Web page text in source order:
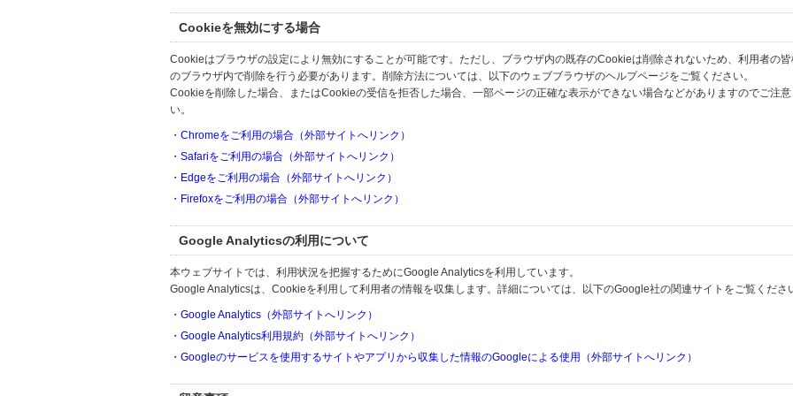
Cookieを無効にする場合
Cookieはブラウザの設定により無効にすることが可能です。ただし、ブラウザ内の既存のCookieは削除されないため、利用者の
のブラウザ内で削除を行う必要があります。削除方法については、以下のウェブブラウザのヘルプページをご覧ください。
Cookieを削除した場合、またはCookieの受信を拒否した場合、一部ページの正確な表示ができない場合などがありますのでご注意
い。
・Chromeをご利用の場合（外部サイトへリンク）
・Safariをご利用の場合（外部サイトへリンク）
・Edgeをご利用の場合（外部サイトへリンク）
・Firefoxをご利用の場合（外部サイトへリンク）
Google Analyticsの利用について
本ウェブサイトでは、利用状況を把握するためにGoogle Analyticsを利用しています。
Google Analyticsは、Cookieを利用して利用者の情報を収集します。詳細については、以下のGoogle社の関連サイトをご覧くださ
・Google Analytics（外部サイトへリンク）
・Google Analytics利用規約（外部サイトへリンク）
・Googleのサービスを使用するサイトやアプリから収集した情報のGoogleによる使用（外部サイトへリンク）